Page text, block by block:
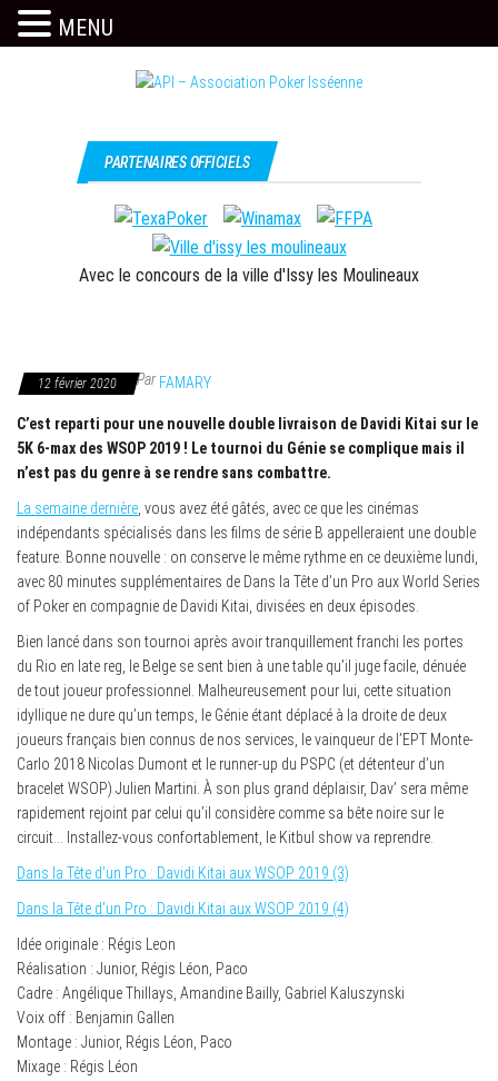
Association
Isséenne
c'est
l'API
PARTENAIRES OFFICIELS
Avec le concours de la ville d'Issy les Moulineaux
12 février 2020 ParFAMARY
C’est reparti pour une nouvelle double livraison de Davidi Kitai sur le
5K 6-max des WSOP 2019 ! Le tournoi du Génie se complique mais il
n’est pas du genre à se rendre sans combattre.
La semaine dernière , vous avez été gâtés, avec ce que les cinémas
indépendants spécialisés dans les films de série B appelleraient une double
feature. Bonne nouvelle : on conserve le même rythme en ce deuxième lundi,
avec 80 minutes supplémentaires de Dans la Tête d’un Pro aux World Series
of Poker en compagnie de Davidi Kitai, divisées en deux épisodes.
Bien lancé dans son tournoi après avoir tranquillement franchi les portes
du Rio en late reg, le Belge se sent bien à une table qu’il juge facile, dénuée
de tout joueur professionnel. Malheureusement pour lui, cette situation
idyllique ne dure qu’un temps, le Génie étant déplacé à la droite de deux
joueurs français bien connus de nos services, le vainqueur de l’EPT Monte-
Carlo 2018 Nicolas Dumont et le runner-up du PSPC (et détenteur d’un
bracelet WSOP) Julien Martini. À son plus grand déplaisir, Dav’ sera même
rapidement rejoint par celui qu’il considère comme sa bête noire sur le
circuit… Installez-vous confortablement, le Kitbul show va reprendre.
Dans la Tête d’un Pro : Davidi Kitai aux WSOP 2019 (3)
Dans la Tête d’un Pro : Davidi Kitai aux WSOP 2019 (4)
Idée originale : Régis Leon
Réalisation : Junior, Régis Léon, Paco
Cadre : Angélique Thillays, Amandine Bailly, Gabriel Kaluszynski
Voix off : Benjamin Gallen
Montage : Junior, Régis Léon, Paco
Mixage : Régis Léon
MENU